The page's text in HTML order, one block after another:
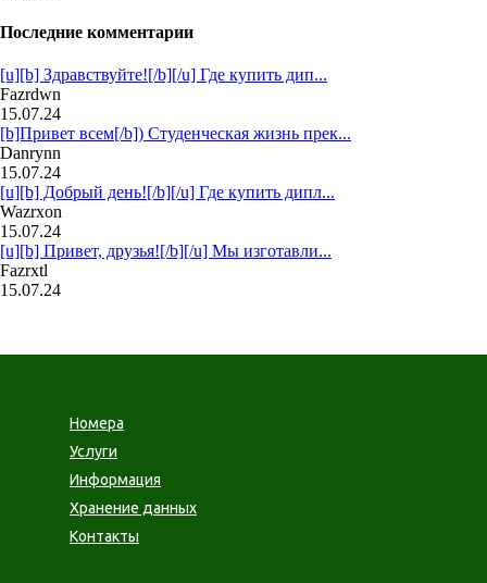
Последние комментарии
[u][b] Здравствуйте![/b][/u] Где купить дип...
Fazrdwn
15.07.24
[b]Привет всем[/b]) Студенческая жизнь прек...
Danrynn
15.07.24
[u][b] Добрый день![/b][/u] Где купить дипл...
Wazrxon
15.07.24
[u][b] Привет, друзья![/b][/u] Мы изготавли...
Fazrxtl
15.07.24
Номера
Услуги
Информация
Хранение данных
Контакты